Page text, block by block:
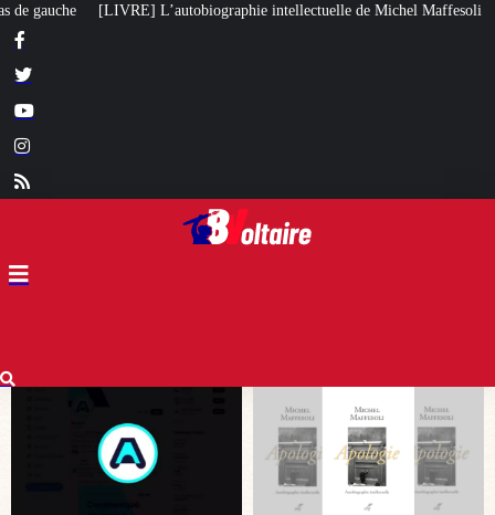
intellectuelle de Michel Maffesoli Pour regagner son influence en